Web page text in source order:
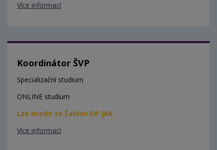
Více informací
Koordinátor ŠVP
Specializační studium
ONLINE studium
Lze hradit ze Šablon OP JAK
Více informací